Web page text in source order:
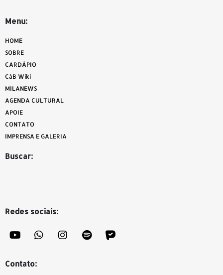
Menu:
HOME
SOBRE
CARDÁPIO
CàB Wiki
MILANEWS
AGENDA CULTURAL
APOIE
CONTATO
IMPRENSA E GALERIA
Buscar:
Redes sociais:
Contato: